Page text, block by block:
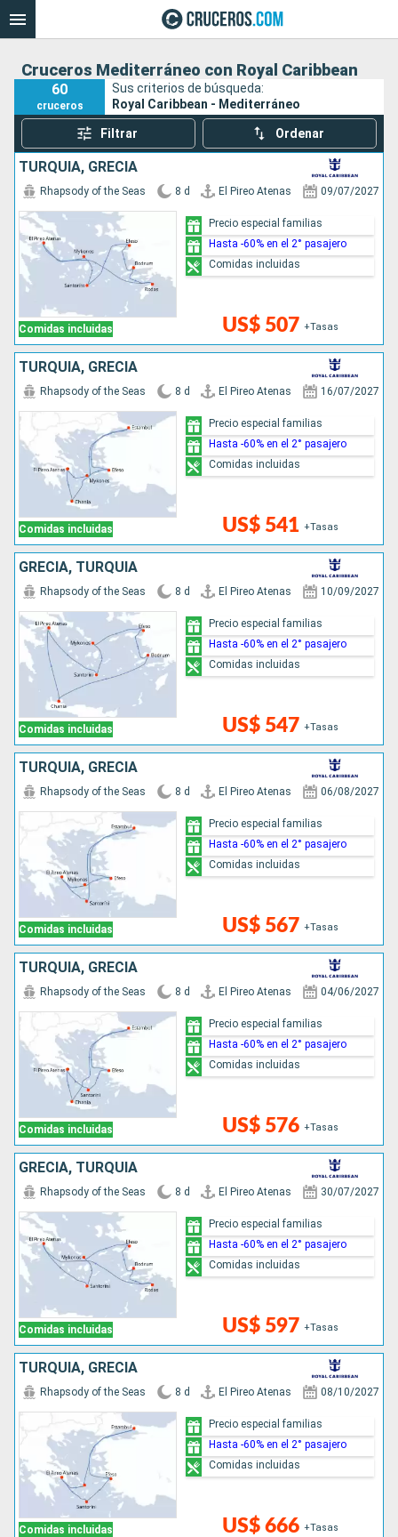
Cruceros Mediterráneo con Royal Caribbean
60
cruceros
Sus criterios de búsqueda:
Royal Caribbean - Mediterráneo
Filtrar Ordenar
TURQUÍA, GRECIA
Comidas incluidas
Rhapsody of the Seas 8 d El Pireo Atenas 09/07/2027
US$ 507 +Tasas
Precio especial familias
Hasta -60% en el 2° pasajero
Comidas incluidas
TURQUÍA, GRECIA
Comidas incluidas
Rhapsody of the Seas 8 d El Pireo Atenas 16/07/2027
US$ 541 +Tasas
Precio especial familias
Hasta -60% en el 2° pasajero
Comidas incluidas
GRECIA, TURQUÍA
Comidas incluidas
Rhapsody of the Seas 8 d El Pireo Atenas 10/09/2027
US$ 547 +Tasas
Precio especial familias
Hasta -60% en el 2° pasajero
Comidas incluidas
TURQUÍA, GRECIA
Comidas incluidas
Rhapsody of the Seas 8 d El Pireo Atenas 06/08/2027
US$ 567 +Tasas
Precio especial familias
Hasta -60% en el 2° pasajero
Comidas incluidas
TURQUÍA, GRECIA
Comidas incluidas
Rhapsody of the Seas 8 d El Pireo Atenas 04/06/2027
US$ 576 +Tasas
Precio especial familias
Hasta -60% en el 2° pasajero
Comidas incluidas
GRECIA, TURQUÍA
Comidas incluidas
Rhapsody of the Seas 8 d El Pireo Atenas 30/07/2027
US$ 597 +Tasas
Precio especial familias
Hasta -60% en el 2° pasajero
Comidas incluidas
TURQUÍA, GRECIA
Comidas incluidas
Rhapsody of the Seas 8 d El Pireo Atenas 08/10/2027
US$ 666 +Tasas
Precio especial familias
Hasta -60% en el 2° pasajero
Comidas incluidas